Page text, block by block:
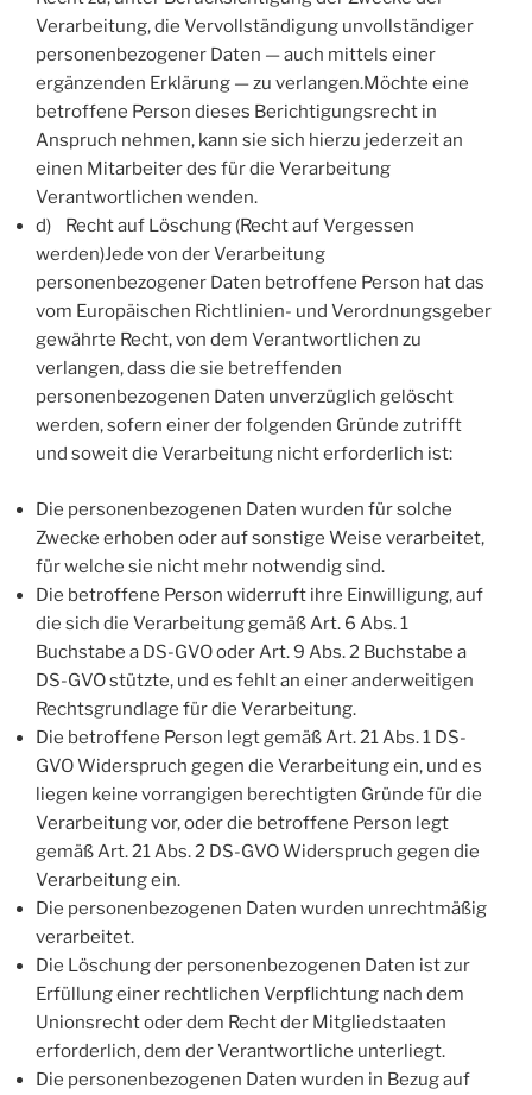
Verarbeitung, die Vervollständigung unvollständiger
personenbezogener Daten — auch mittels einer
ergänzenden Erklärung — zu verlangen.Möchte eine
betroffene Person dieses Berichtigungsrecht in
Anspruch nehmen, kann sie sich hierzu jederzeit an
einen Mitarbeiter des für die Verarbeitung
Verantwortlichen wenden.
d) Recht auf Löschung (Recht auf Vergessen
werden)Jede von der Verarbeitung
personenbezogener Daten betroffene Person hat das
vom Europäischen Richtlinien- und Verordnungsgeber
gewährte Recht, von dem Verantwortlichen zu
verlangen, dass die sie betreffenden
personenbezogenen Daten unverzüglich gelöscht
werden, sofern einer der folgenden Gründe zutrifft
und soweit die Verarbeitung nicht erforderlich ist:
Die personenbezogenen Daten wurden für solche
Zwecke erhoben oder auf sonstige Weise verarbeitet,
für welche sie nicht mehr notwendig sind.
Die betroffene Person widerruft ihre Einwilligung, auf
die sich die Verarbeitung gemäß Art. 6 Abs. 1
Buchstabe a DS-GVO oder Art. 9 Abs. 2 Buchstabe a
DS-GVO stützte, und es fehlt an einer anderweitigen
Rechtsgrundlage für die Verarbeitung.
Die betroffene Person legt gemäß Art. 21 Abs. 1 DS-
GVO Widerspruch gegen die Verarbeitung ein, und es
liegen keine vorrangigen berechtigten Gründe für die
Verarbeitung vor, oder die betroffene Person legt
gemäß Art. 21 Abs. 2 DS-GVO Widerspruch gegen die
Verarbeitung ein.
Die personenbezogenen Daten wurden unrechtmäßig
verarbeitet.
Die Löschung der personenbezogenen Daten ist zur
Erfüllung einer rechtlichen Verpflichtung nach dem
Unionsrecht oder dem Recht der Mitgliedstaaten
erforderlich, dem der Verantwortliche unterliegt.
Die personenbezogenen Daten wurden in Bezug auf